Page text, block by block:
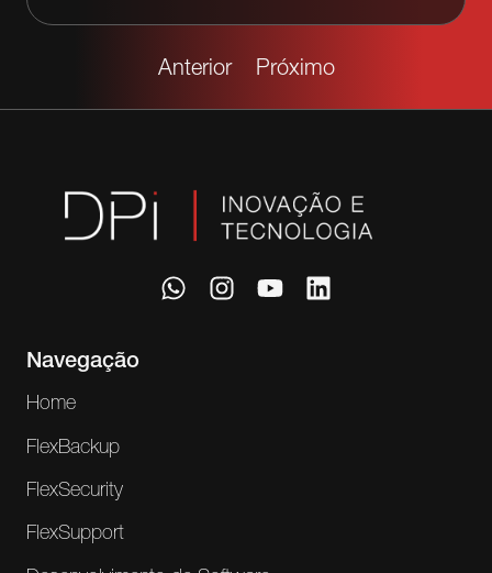
Anterior Próximo
Navegação
Home
FlexBackup
FlexSecurity
FlexSupport